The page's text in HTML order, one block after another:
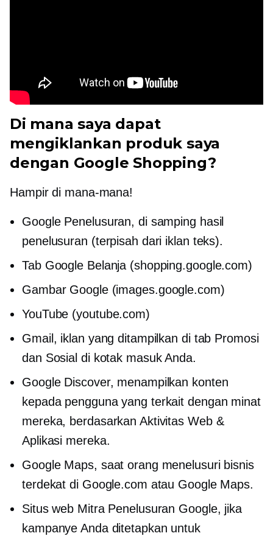
Di mana saya dapat
mengiklankan produk saya
dengan Google Shopping?
Hampir di mana-mana!
Google Penelusuran, di samping hasil
penelusuran (terpisah dari iklan teks).
Tab Google Belanja (shopping.google.com)
Gambar Google (images.google.com)
YouTube (youtube.com)
Gmail, iklan yang ditampilkan di tab Promosi
dan Sosial di kotak masuk Anda.
Google Discover, menampilkan konten
kepada pengguna yang terkait dengan minat
mereka, berdasarkan Aktivitas Web &
Aplikasi mereka.
Google Maps, saat orang menelusuri bisnis
terdekat di Google.com atau Google Maps.
Situs web Mitra Penelusuran Google, jika
kampanye Anda ditetapkan untuk